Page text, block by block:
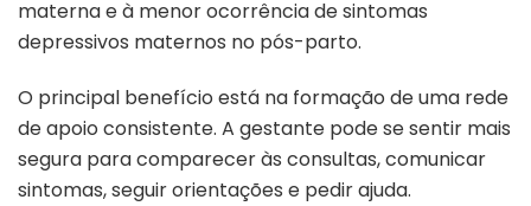
materna e à menor ocorrência de sintomas
depressivos maternos no pós-parto.
O principal benefício está na formação de uma rede
de apoio consistente. A gestante pode se sentir mais
segura para comparecer às consultas, comunicar
sintomas, seguir orientações e pedir ajuda.